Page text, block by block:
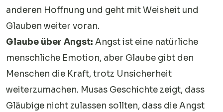
anderen Hoffnung und geht mit Weisheit und
Glauben weiter voran.
Glaube über Angst: Angst ist eine natürliche
menschliche Emotion, aber Glaube gibt den
Menschen die Kraft, trotz Unsicherheit
weiterzumachen. Musas Geschichte zeigt, dass
Gläubige nicht zulassen sollten, dass die Angst